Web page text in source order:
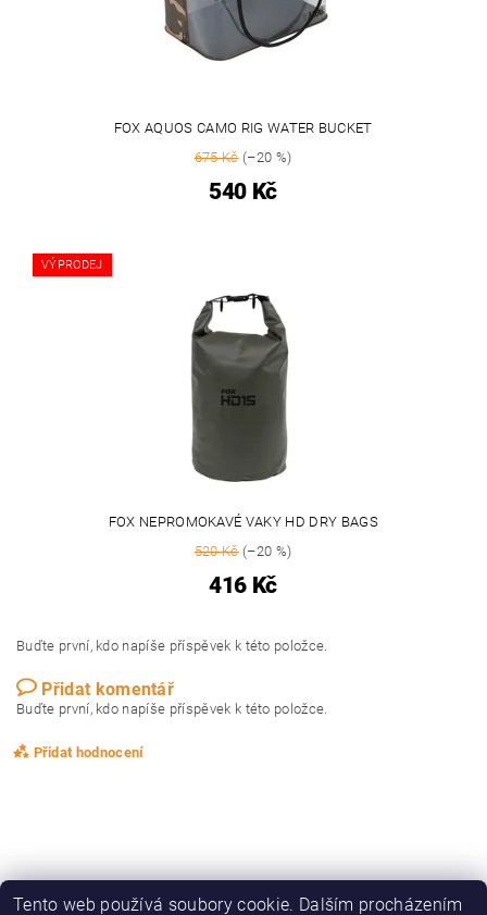
FOX AQUOS CAMO RIG WATER BUCKET
675 Kč(–20 %)
540 Kč
VÝPRODEJ
FOX NEPROMOKAVÉ VAKY HD DRY BAGS
520 Kč(–20 %)
416 Kč
Buďte první, kdo napíše příspěvek k této položce.
Přidat komentář
Buďte první, kdo napíše příspěvek k této položce.
Přidat hodnocení
Tento web používá soubory cookie. Dalším procházením